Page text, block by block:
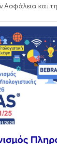
Ασφάλεια και